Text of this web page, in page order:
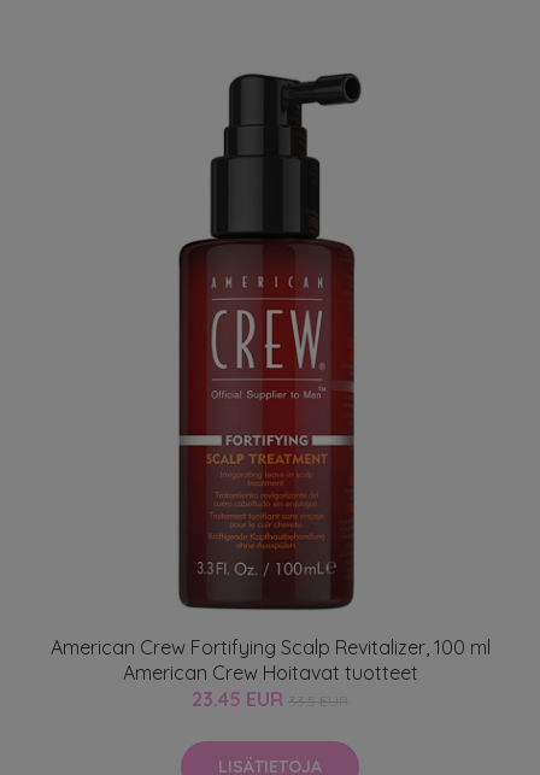
American Crew Fortifying Scalp Revitalizer, 100 ml
American Crew Hoitavat tuotteet
23.45 EUR
LISÄTIETOJA